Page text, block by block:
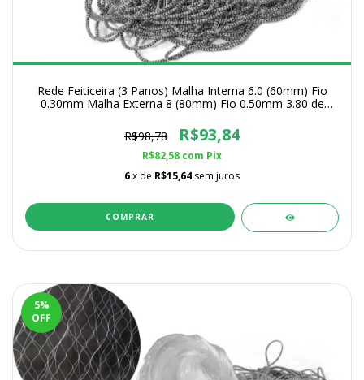
Rede Feiticeira (3 Panos) Malha Interna 6.0 (60mm) Fio
0.30mm Malha Externa 8 (80mm) Fio 0.50mm 3.80 de
R$98,78
R$93,84
R$82,58 com Pix
6x de R$15,64 sem juros
COMPRAR
5%
OFF